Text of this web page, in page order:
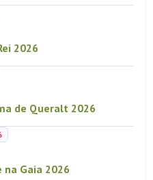
2026
de Queralt 2026
Gaia 2026